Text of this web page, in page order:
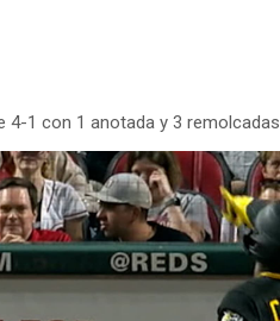
4-1 con 1 anotada y 3 remolcadas